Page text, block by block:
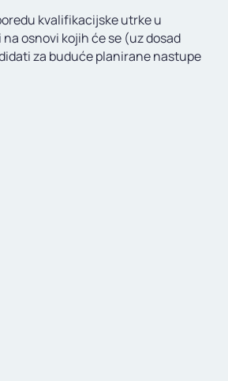
kvalifikacijske utrke u
osnovi kojih će se (uz dosad
za buduće planirane nastupe